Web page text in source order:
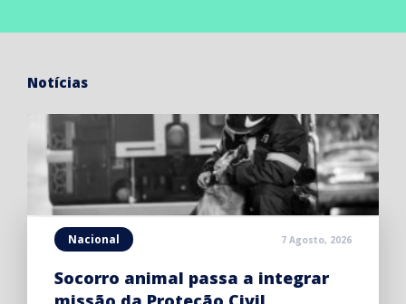
Notícias
Nacional 7 Agosto, 2026
Socorro animal passa a integrar